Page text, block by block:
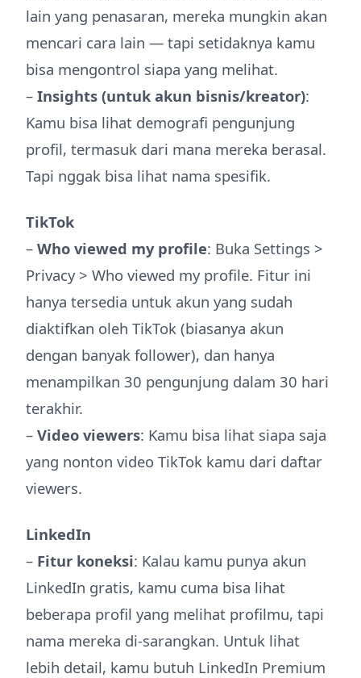
lain yang penasaran, mereka mungkin akan
mencari cara lain — tapi setidaknya kamu
bisa mengontrol siapa yang melihat.
– Insights (untuk akun bisnis/kreator):
Kamu bisa lihat demografi pengunjung
profil, termasuk dari mana mereka berasal.
Tapi nggak bisa lihat nama spesifik.
TikTok
– Who viewed my profile: Buka Settings >
Privacy > Who viewed my profile. Fitur ini
hanya tersedia untuk akun yang sudah
diaktifkan oleh TikTok (biasanya akun
dengan banyak follower), dan hanya
menampilkan 30 pengunjung dalam 30 hari
terakhir.
– Video viewers: Kamu bisa lihat siapa saja
yang nonton video TikTok kamu dari daftar
viewers.
LinkedIn
– Fitur koneksi: Kalau kamu punya akun
LinkedIn gratis, kamu cuma bisa lihat
beberapa profil yang melihat profilmu, tapi
nama mereka di-sarangkan. Untuk lihat
lebih detail, kamu butuh LinkedIn Premium